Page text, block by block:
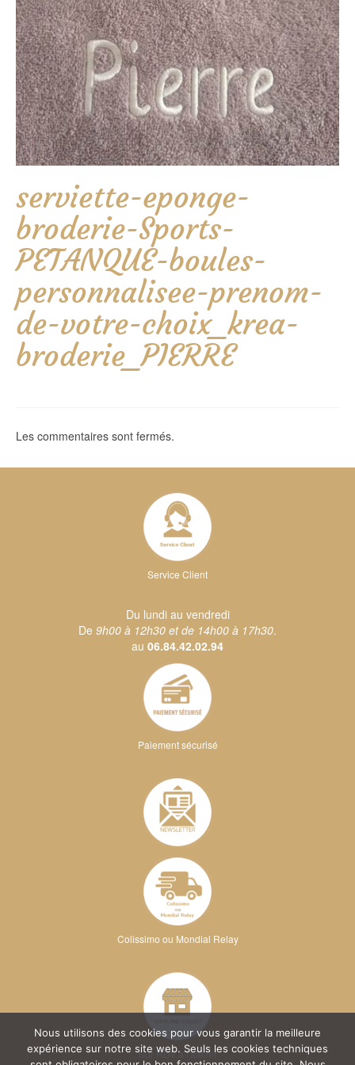
serviette-eponge-
broderie-Sports-
PETANQUE-boules-
personnalisee-prenom-
de-votre-choix_krea-
broderie_PIERRE
Les commentaires sont fermés.
Service Client
Du lundi au vendredi
De 9h00 à 12h30 et de 14h00 à 17h30.
au 06.84.42.02.94
Paiement sécurisé
Colissimo ou Mondial Relay
Sur RDV à l'atelier
Nous utilisons des cookies pour vous garantir la meilleure
expérience sur notre site web. Seuls les cookies techniques